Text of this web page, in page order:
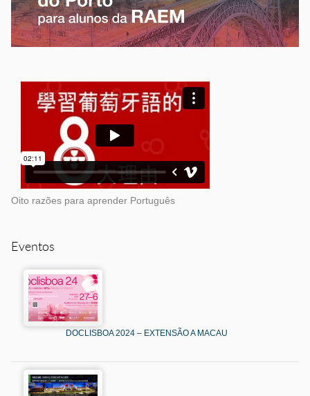
Oito razões para aprender Português
Eventos
DOCLISBOA 2024 – EXTENSÃO A MACAU